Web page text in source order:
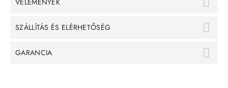
VÉLEMÉNYEK
SZÁLLÍTÁS ÉS ELÉRHETŐSÉG
GARANCIA